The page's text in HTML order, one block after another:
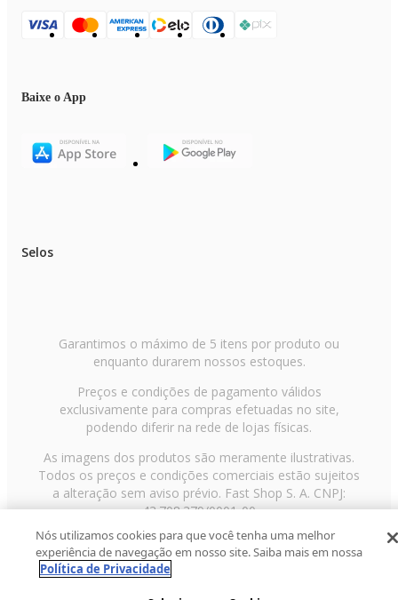
Baixe o App
Selos
Garantimos o máximo de 5 itens por produto ou
enquanto durarem nossos estoques.
Preços e condições de pagamento válidos
exclusivamente para compras efetuadas no site,
podendo diferir na rede de lojas físicas.
As imagens dos produtos são meramente ilustrativas.
Todos os preços e condições comerciais estão sujeitos
a alteração sem aviso prévio. Fast Shop S. A. CNPJ:
43.708.379/0001-00
Avenida Zaki Narchi, nº 1650, sobreloja, Carandiru, São
Paulo/SP, CEP 02029-001, Telefone: 11 3003-3728 ©
2013 Fast Shop - Todos os direitos reservados
Nós utilizamos cookies para que você tenha uma melhor
experiência de navegação em nosso site. Saiba mais em nossa
Política de Privacidade